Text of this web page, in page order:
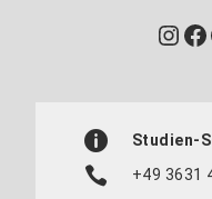
Studien-
+49 3631